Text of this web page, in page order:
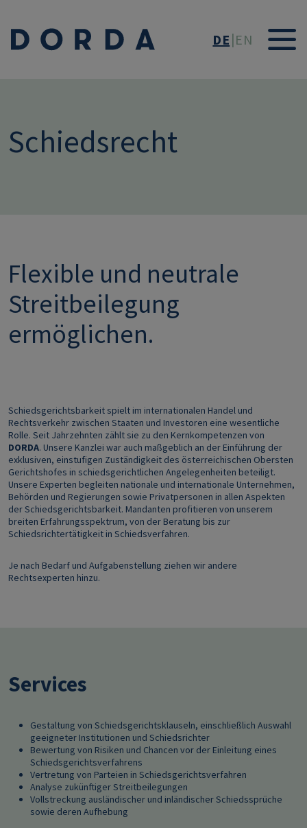
DE EN
Schiedsrecht
Flexible und neutrale
Streitbeilegung
ermöglichen.
Schiedsgerichtsbarkeit spielt im internationalen Handel und
Rechtsverkehr zwischen Staaten und Investoren eine wesentliche
Rolle. Seit Jahrzehnten zählt sie zu den Kernkompetenzen von
DORDA. Unsere Kanzlei war auch maßgeblich an der Einführung der
exklusiven, einstufigen Zuständigkeit des österreichischen Obersten
Gerichtshofes in schiedsgerichtlichen Angelegenheiten beteiligt.
Unsere Experten begleiten nationale und internationale Unternehmen,
Behörden und Regierungen sowie Privatpersonen in allen Aspekten
der Schiedsgerichtsbarkeit. Mandanten profitieren von unserem
breiten Erfahrungsspektrum, von der Beratung bis zur
Schiedsrichtertätigkeit in Schiedsverfahren.
Je nach Bedarf und Aufgabenstellung ziehen wir andere
Rechtsexperten hinzu.
Services
Gestaltung von Schiedsgerichtsklauseln, einschließlich Auswahl
geeigneter Institutionen und Schiedsrichter
Bewertung von Risiken und Chancen vor der Einleitung eines
Schiedsgerichtsverfahrens
Vertretung von Parteien in Schiedsgerichtsverfahren
Analyse zukünftiger Streitbeilegungen
Vollstreckung ausländischer und inländischer Schiedssprüche
sowie deren Aufhebung